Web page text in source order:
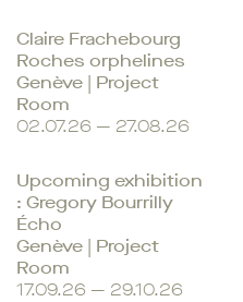
Claire Frachebourg
Roches orphelines
Genève | Project
Room
02.07.26 — 27.08.26
Upcoming exhibition
: Gregory Bourrilly
Écho
Genève | Project
Room
17.09.26 — 29.10.26